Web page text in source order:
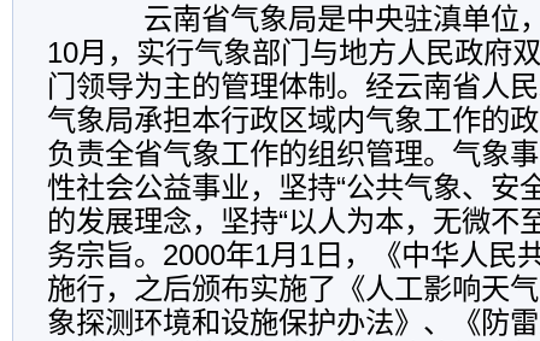
云南省气象局是中央驻滇单位
10月，实行气象部门与地方人民政府
门领导为主的管理体制。经云南省人
气象局承担本行政区域内气象工作的
负责全省气象工作的组织管理。气象
性社会公益事业，坚持“公共气象、安
的发展理念，坚持“以人为本，无微不
务宗旨。2000年1月1日，《中华人民
施行，之后颁布实施了《人工影响天
象探测环境和设施保护办法》、《防